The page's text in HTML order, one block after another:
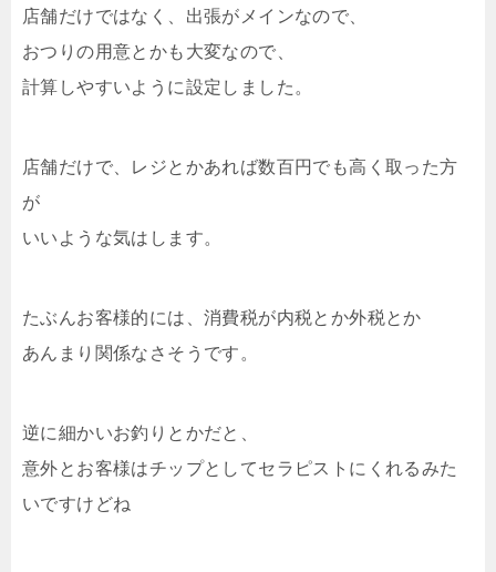
店舗だけではなく、出張がメインなので、
おつりの用意とかも大変なので、
計算しやすいように設定しました。
店舗だけで、レジとかあれば数百円でも高く取った方
が
いいような気はします。
たぶんお客様的には、消費税が内税とか外税とか
あんまり関係なさそうです。
逆に細かいお釣りとかだと、
意外とお客様はチップとしてセラピストにくれるみた
いですけどね